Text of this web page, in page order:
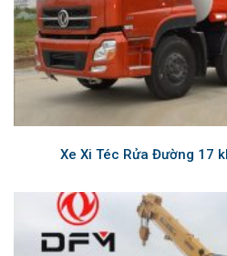
Xe Xi Téc Rửa Đường 17